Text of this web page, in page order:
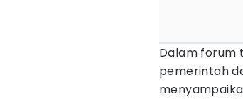
Dalam forum
pemerintah